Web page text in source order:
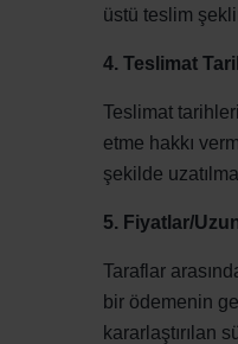
üstü teslim
4. Teslimat
Teslimat
etme hakkı
şekilde
5. Fiyatlar/
Taraflar
bir ödemenin
kararlaştırılan